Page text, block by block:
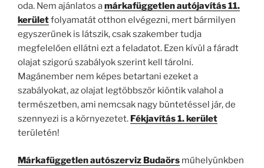
oda. Nem ajánlatos amárkafüggetlen autójavítás 11.
kerületfolyamatát otthon elvégezni, mert bármilyen
egyszerűnek is látszik, csak szakember tudja
megfelelően ellátni ezt a feladatot. Ezen kívül a fáradt
olajat szigorú szabályok szerint kell tárolni.
Magánember nem képes betartani ezeket a
szabályokat, az olajat legtöbbször kiöntik valahol a
természetben, ami nemcsak nagy büntetéssel jár, de
szennyezi is a környezetet. Fékjavítás 1. kerület
területén!
Márkafüggetlen autószerviz Budaörs műhelyünkben